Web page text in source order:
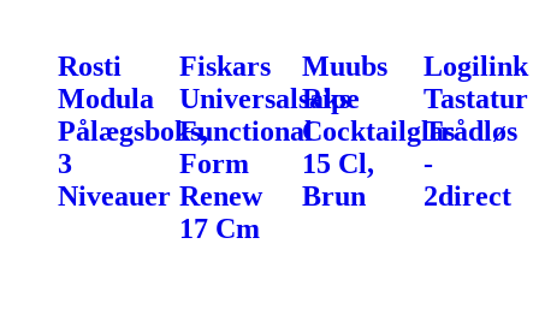
Rosti
Modula
Pålægsboks,
3
Niveauer
Fiskars
Universalsaks
Functional
Form
Renew
17 Cm
Muubs
Ripe
Cocktailglas
15 Cl,
Brun
Logilink
Tastatur
Trådløs
-
2direct